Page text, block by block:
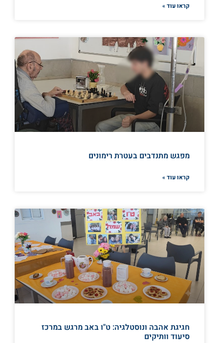
קראו עוד »
מפגש מתנדבים בעטרת רימונים
קראו עוד »
חגיגת אהבה ונוסטלגיה: ט"ו באב מרגש במרכז
סיעוד וותיקים